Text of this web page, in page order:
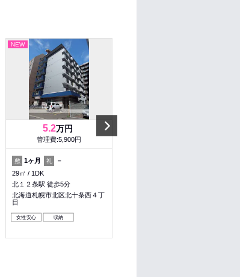
NEW
5.2万円
管理費:5,900円
敷 1ヶ月 礼
－
29㎡
1DK
北１２条駅 徒歩5分
北海道札幌市北区北十条西４丁
目
女性安心 収納